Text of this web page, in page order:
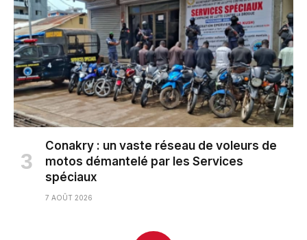
Conakry : un vaste réseau de voleurs de
motos démantelé par les Services
spéciaux
7 AOÛT 2026